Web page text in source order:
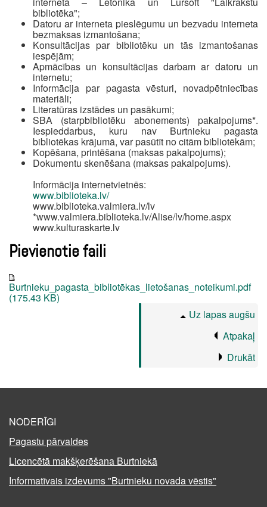
bibliotēka";
Datoru ar interneta pieslēgumu un bezvadu interneta
bezmaksas izmantošana;
Konsultācijas par bibliotēku un tās izmantošanas
iespējām;
Apmācības un konsultācijas darbam ar datoru un
internetu;
Informācija par pagasta vēsturi, novadpētniecības
materiāli;
Literatūras izstādes un pasākumi;
SBA (starpbibliotēku abonements) pakalpojums*.
Iespieddarbus, kuru nav Burtnieku pagasta
bibliotēkas krājumā, var pasūtīt no citām bibliotēkām;
Kopēšana, printēšana (maksas pakalpojums);
Dokumentu skenēšana (maksas pakalpojums).
Informācija internetvietnēs:
www.biblioteka.lv/
www.biblioteka.valmiera.lv/lv
*www.valmiera.biblioteka.lv/Alise/lv/home.aspx
www.kulturaskarte.lv
Pievienotie faili
Burtnieku_pagasta_bibliotēkas_lietošanas_noteikumi.pdf
(175.43 KB)
Uz lapas augšu
Atpakaļ
Drukāt
NODERĪGI
Pagastu pārvaldes
Licencētā makšķerēšana Burtniekā
Informatīvais izdevums "Burtnieku novada vēstis"